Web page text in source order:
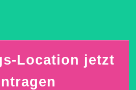
Location jetzt